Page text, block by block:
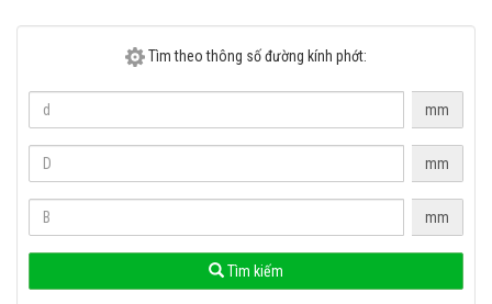
Tìm theo thông số đường kính phớt:
mm
mm
mm
Tìm kiếm